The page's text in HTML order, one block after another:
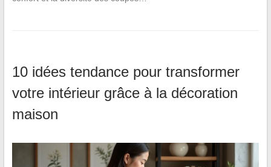
10 idées tendance pour transformer
votre intérieur grâce à la décoration
maison